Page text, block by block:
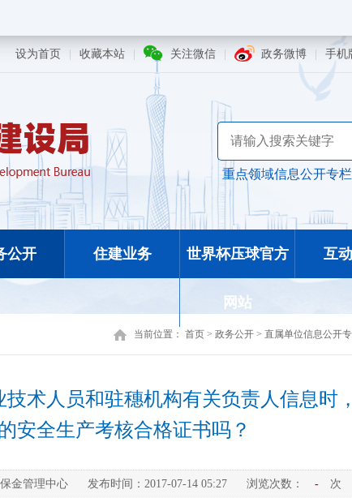
设为首页 收藏本站 关注微信 政务微博 手机
重点领域信息公开专栏
公开 住建业务 世界杯压球官方
网站
互
当前位置： 首页 > 政务公开 > 直属单位信息公开
技术人员和驻穗机构有关负责人信息时
安全生产考核合格证书吗？
金管理中心 发布时间： 2017-07-14 05:27 浏览次数： - 次